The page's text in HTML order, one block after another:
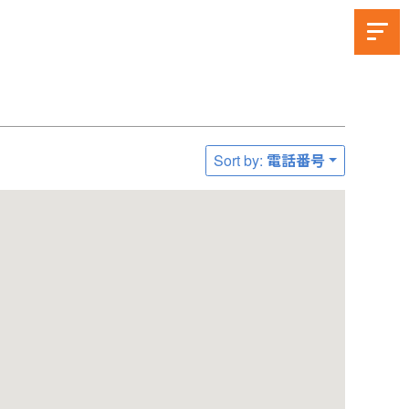
Sort by: 電話番号